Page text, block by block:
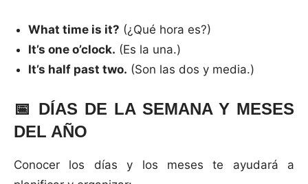
What time is it? (¿Qué hora es?)
It’s one o’clock. (Es la una.)
It’s half past two. (Son las dos y media.)
📅 DÍAS DE LA SEMANA Y MESES
DEL AÑO
Conocer los días y los meses te ayudará a